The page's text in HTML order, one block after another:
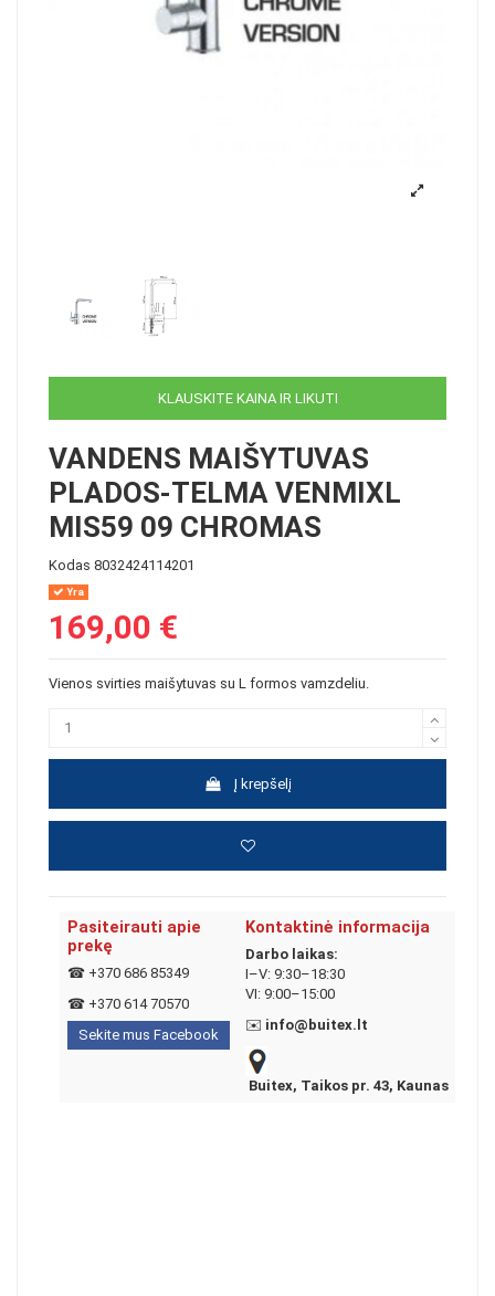
KLAUSKITE KAINA IR LIKUTI
VANDENS MAIŠYTUVAS
PLADOS-TELMA VENMIXL
MIS59 09 CHROMAS
Kodas 8032424114201
Yra
169,00 €
Vienos svirties maišytuvas su L formos vamzdeliu.
Į krepšelį
Pasiteirauti apie
prekę
☎ +370 686 85349
☎ +370 614 70570
Sekite mus Facebook
Kontaktinė informacija
Darbo laikas:
I–V: 9:30–18:30
VI: 9:00–15:00
✉️ info@buitex.lt
Buitex, Taikos pr. 43, Kaunas